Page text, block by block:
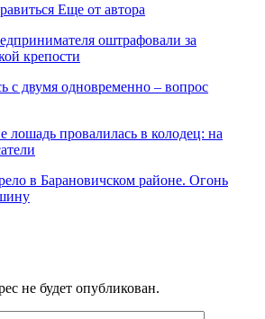
Еще от автора
оштрафовали за
крепости
с двумя одновременно – вопрос
провалилась в колодец: на
в Барановичском районе. Огонь
не будет опубликован.